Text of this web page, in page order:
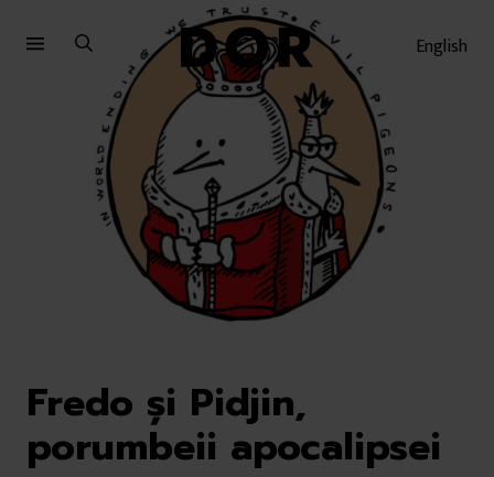
English
Fredo și Pidjin,
porumbeii apocalipsei